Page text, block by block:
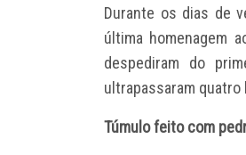
Durante os dias de
última homenagem
despediram do
ultrapassaram
Túmulo feito com